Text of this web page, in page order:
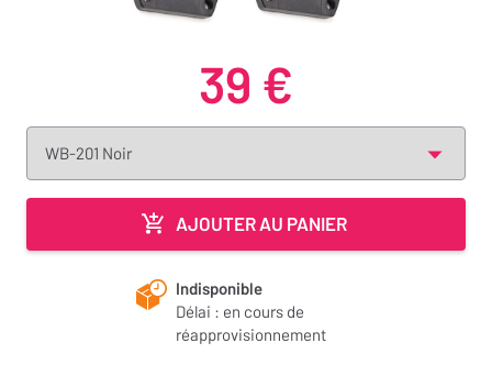
39 €
AJOUTER AU PANIER
Indisponible
Délai : en cours de
réapprovisionnement